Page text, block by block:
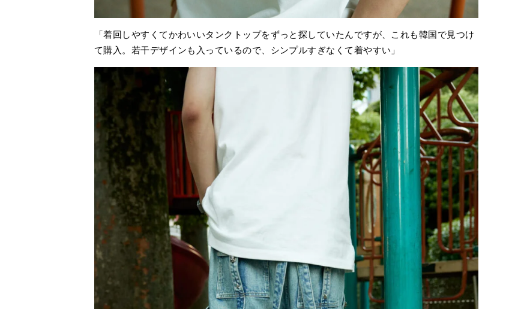
「着回しやすくてかわいいタンクトップをずっと探していたんですが、これも韓国で見つけ
て購入。若干デザインも入っているので、シンプルすぎなくて着やすい」